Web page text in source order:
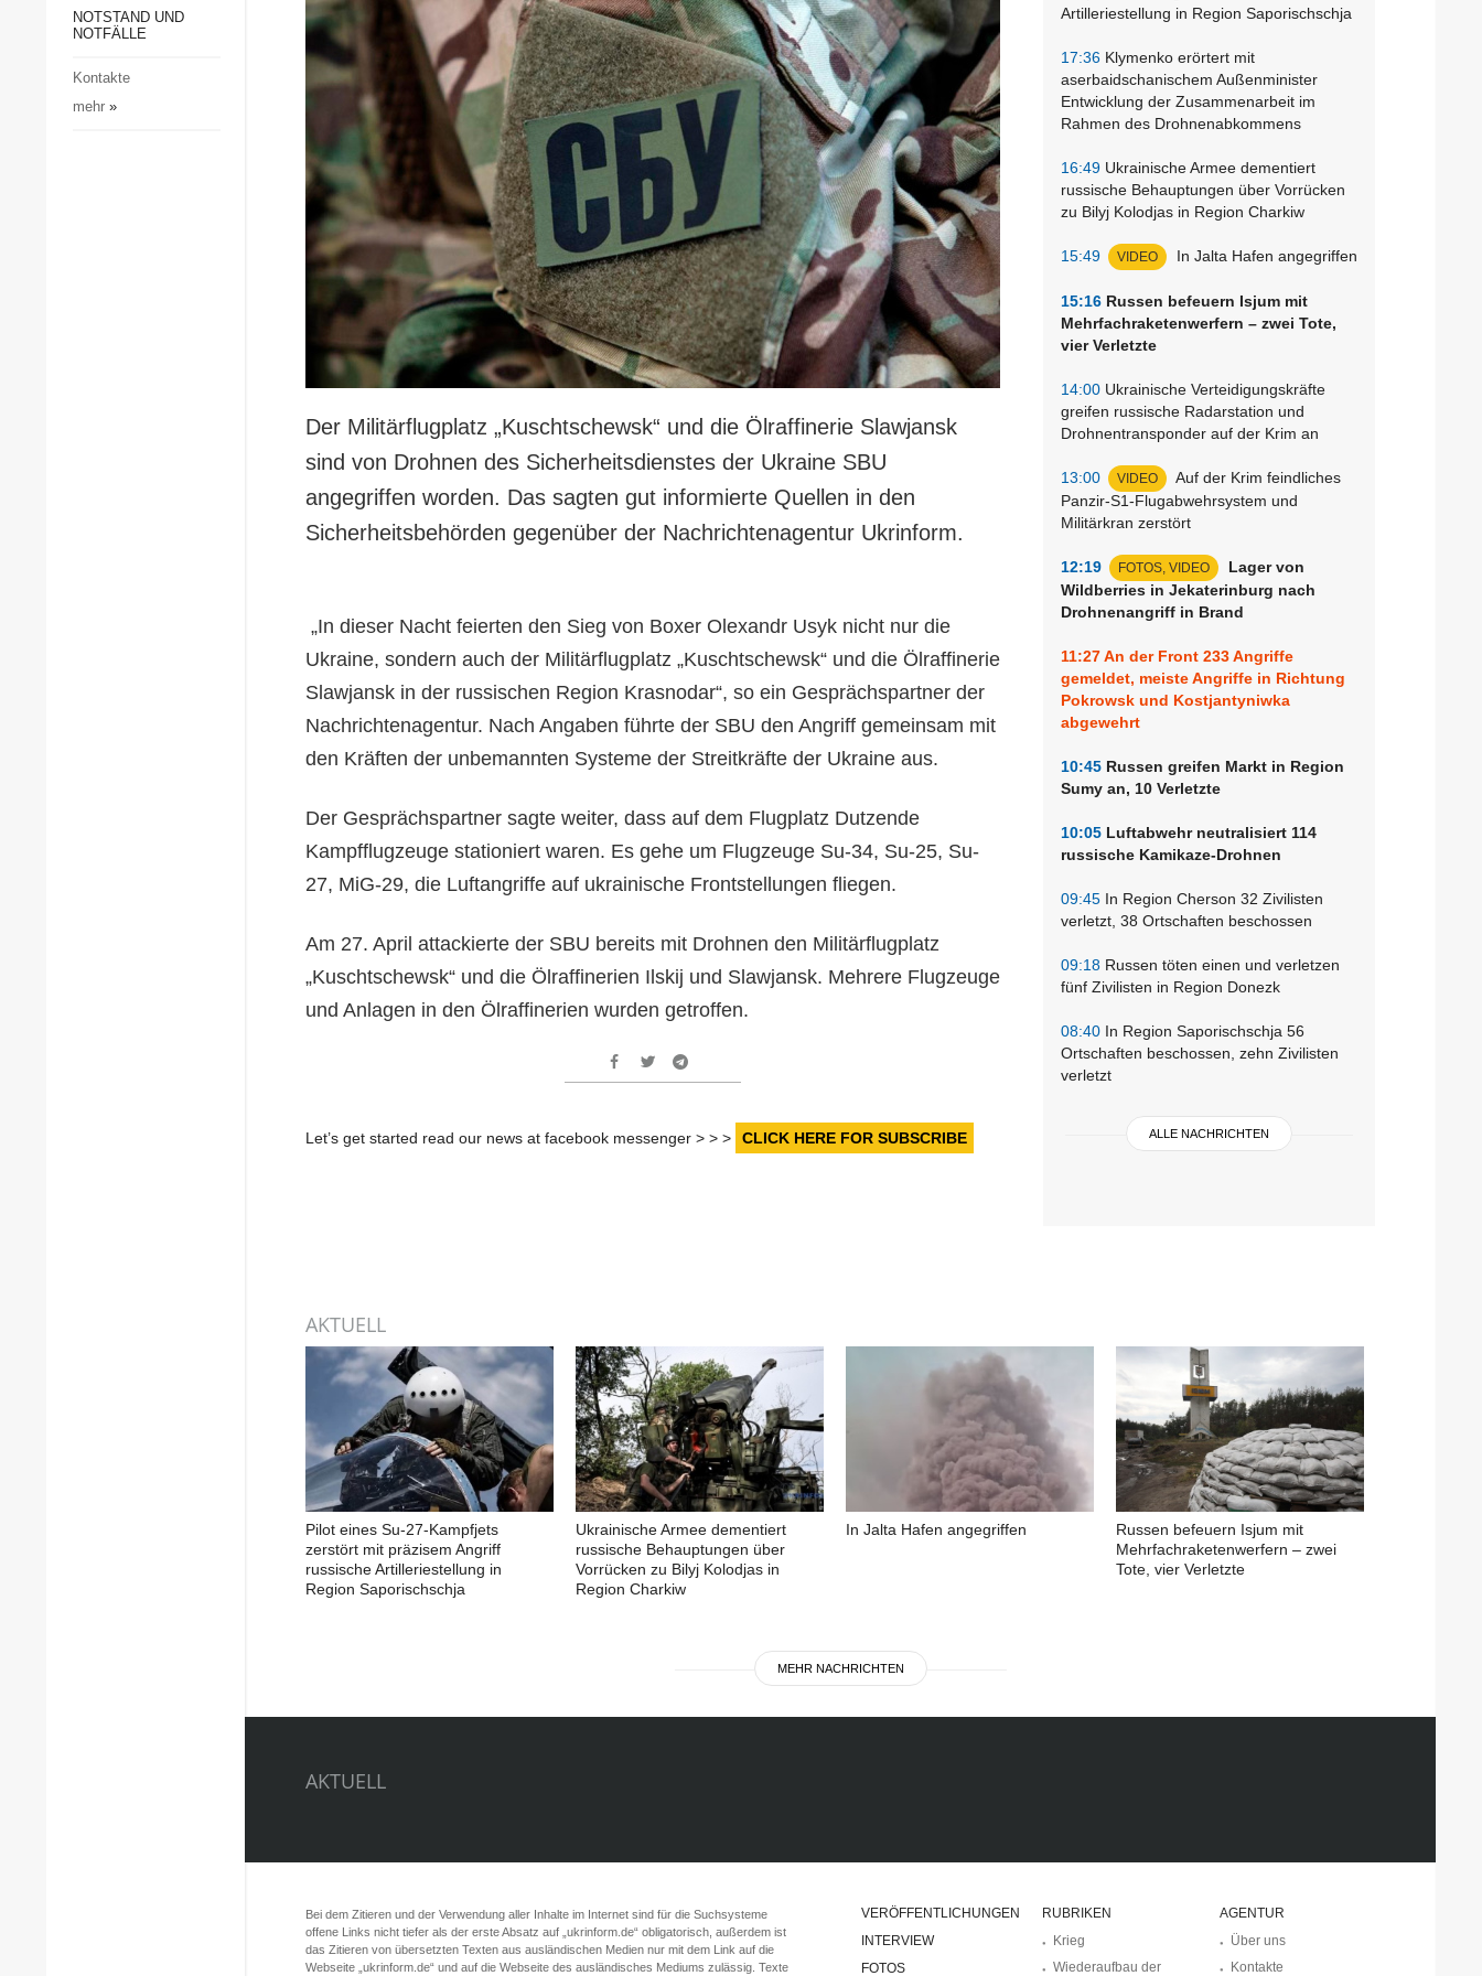
Gesellschaft und Kultur
NOTSTAND UND
NOTFÄLLE
Kontakte
mehr»
Artilleriestellung in Region Saporischschja
17:36 Klymenko erörtert mit
aserbaidschanischem Außenminister
Entwicklung der Zusammenarbeit im
Rahmen des Drohnenabkommens
16:49 Ukrainische Armee dementiert
russische Behauptungen über Vorrücken
zu Bilyj Kolodjas in Region Charkiw
15:49 VIDEO In Jalta Hafen angegriffen
15:16 Russen befeuern Isjum mit
Mehrfachraketenwerfern – zwei Tote,
vier Verletzte
14:00 Ukrainische Verteidigungskräfte
greifen russische Radarstation und
Drohnentransponder auf der Krim an
13:00 VIDEO
Auf der Krim feindliches
Panzir-S1-Flugabwehrsystem und
Militärkran zerstört
12:19 FOTOS, VIDEO
Lager von
Wildberries in Jekaterinburg nach
Drohnenangriff in Brand
11:27An der Front 233 Angriffe
gemeldet, meiste Angriffe in Richtung
Pokrowsk und Kostjantyniwka
abgewehrt
10:45 Russen greifen Markt in Region
Sumy an, 10 Verletzte
10:05 Luftabwehr neutralisiert 114
russische Kamikaze-Drohnen
09:45 In Region Cherson 32 Zivilisten
verletzt, 38 Ortschaften beschossen
09:18 Russen töten einen und verletzen
fünf Zivilisten in Region Donezk
08:40 In Region Saporischschja 56
Ortschaften beschossen, zehn Zivilisten
verletzt
ALLE NACHRICHTEN
Der Militärflugplatz „Kuschtschewsk“ und die Ölraffinerie Slawjansk
sind von Drohnen des Sicherheitsdienstes der Ukraine SBU
angegriffen worden. Das sagten gut informierte Quellen in den
Sicherheitsbehörden gegenüber der Nachrichtenagentur Ukrinform.
„In dieser Nacht feierten den Sieg von Boxer Olexandr Usyk nicht nur die
Ukraine, sondern auch der Militärflugplatz „Kuschtschewsk“ und die Ölraffinerie
Slawjansk in der russischen Region Krasnodar“, so ein Gesprächspartner der
Nachrichtenagentur. Nach Angaben führte der SBU den Angriff gemeinsam mit
den Kräften der unbemannten Systeme der Streitkräfte der Ukraine aus.
Der Gesprächspartner sagte weiter, dass auf dem Flugplatz Dutzende
Kampfflugzeuge stationiert waren. Es gehe um Flugzeuge Su-34, Su-25, Su-
27, MiG-29, die Luftangriffe auf ukrainische Frontstellungen fliegen.
Am 27. April attackierte der SBU bereits mit Drohnen den Militärflugplatz
„Kuschtschewsk“ und die Ölraffinerien Ilskij und Slawjansk. Mehrere Flugzeuge
und Anlagen in den Ölraffinerien wurden getroffen.
Let’s get started read our news at facebook messenger > > > CLICK HERE FOR SUBSCRIBE
AKTUELL
Pilot eines Su-27-Kampfjets
zerstört mit präzisem Angriff
russische Artilleriestellung in
Region Saporischschja
Ukrainische Armee dementiert
russische Behauptungen über
Vorrücken zu Bilyj Kolodjas in
Region Charkiw
In Jalta Hafen angegriffen
Russen befeuern Isjum mit
Mehrfachraketenwerfern – zwei
Tote, vier Verletzte
MEHR NACHRICHTEN
AKTUELL
RUBRIKEN
Krieg
Wiederaufbau der
AGENTUR
Über uns
Kontakte
VERÖFFENTLICHUNGEN
INTERVIEW
FOTOS
Bei dem Zitieren und der Verwendung aller Inhalte im Internet sind für die Suchsysteme
offene Links nicht tiefer als der erste Absatz auf „ukrinform.de“ obligatorisch, außerdem ist
das Zitieren von übersetzten Texten aus ausländischen Medien nur mit dem Link auf die
Webseite „ukrinform.de“ und auf die Webseite des ausländisches Mediums zulässig. Texte